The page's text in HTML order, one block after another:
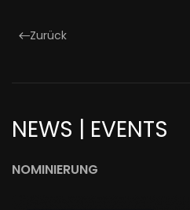
Zurück
NEWS | EVENTS
NOMINIERUNG